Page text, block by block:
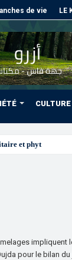
de vie LE
CULTURE
et phytosanitaire
impliquent
pour le bilan